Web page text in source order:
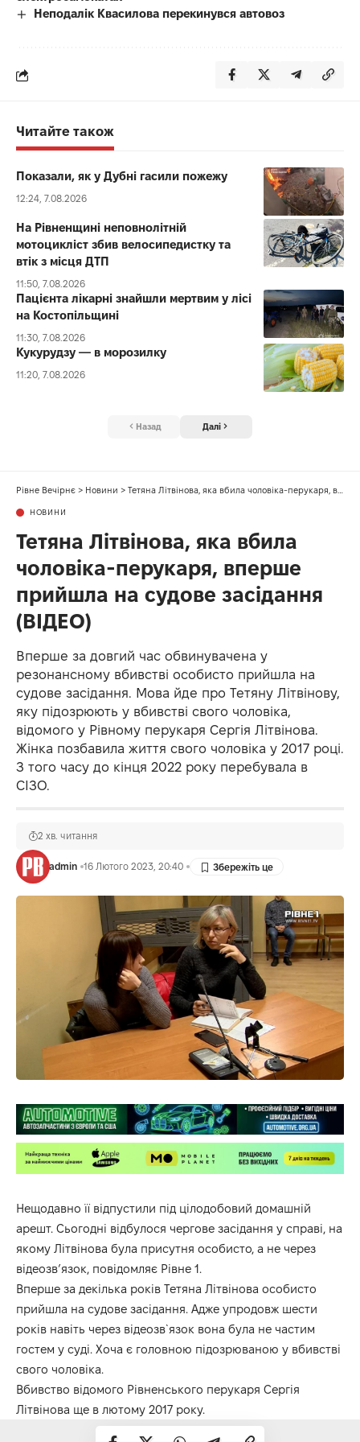
Неподалік Квасилова перекинувся автовоз
Читайте також
Показали, як у Дубні гасили пожежу
12:24, 7.08.2026
На Рівненщині неповнолітній
мотоцикліст збив велосипедистку та
втік з місця ДТП
11:50, 7.08.2026
Пацієнта лікарні знайшли мертвим у лісі
на Костопільщині
11:30, 7.08.2026
Кукурудзу — в морозилку
11:20, 7.08.2026
Назад Далі
Рівне Вечірнє > Новини > Тетяна Літвінова, яка вбила чоловіка-перукаря, вперше прийшла на судове засідання (ВІДЕО)
НОВИНИ
Тетяна Літвінова, яка вбила
чоловіка-перукаря, вперше
прийшла на судове засідання
(ВІДЕО)
Вперше за довгий час обвинувачена у
резонансному вбивстві особисто прийшла на
судове засідання. Мова йде про Тетяну Літвінову,
яку підозрюють у вбивстві свого чоловіка,
відомого у Рівному перукаря Сергія Літвінова.
Жінка позбавила життя свого чоловіка у 2017 році.
З того часу до кінця 2022 року перебувала в
СІЗО.
admin 16 Лютого 2023, 20:40
2 хв. читання
Нещодавно її відпустили під цілодобовий домашній
арешт. Сьогодні відбулося чергове засідання у справі, на
якому Літвінова була присутня особисто, а не через
відеозв’язок, повідомляє Рівне 1.
Вперше за декілька років Тетяна Літвінова особисто
прийшла на судове засідання. Адже упродовж шести
років навіть через відеозв`язок вона була не частим
гостем у суді. Хоча є головною підозрюваною у вбивстві
свого чоловіка.
Вбивство відомого Рівненського перукаря Сергія
Літвінова ще в лютому 2017 року.